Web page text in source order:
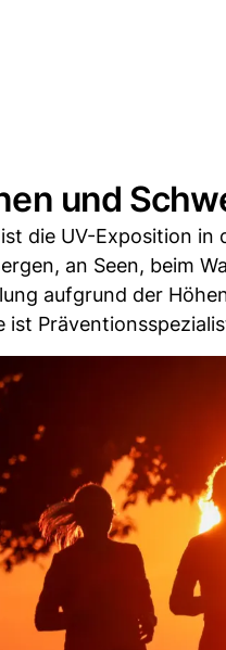
und
die UV-Exposition in
an Seen, beim
aufgrund der
ist